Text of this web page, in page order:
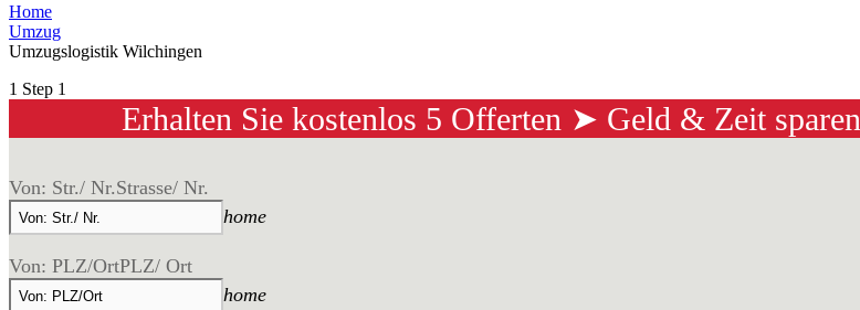
Home
Umzug
Umzugslogistik Wilchingen
1 Step 1
Erhalten Sie kostenlos 5 Offerten ➤ Geld & Zeit sparen
Von: Str./ Nr.Strasse/ Nr.
home
Von: PLZ/OrtPLZ/ Ort
home